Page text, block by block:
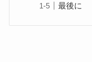
最後に